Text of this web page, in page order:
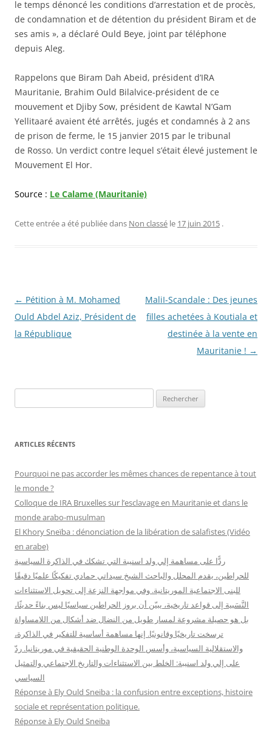
le temps dénoncé les conditions d’arrestation et de procès,
de condamnation et de détention du président Biram et de
ses amis », a déclaré Ould Beye, joint par téléphone
depuis Aleg.
Rappelons que Biram Dah Abeid, président d’IRA
Mauritanie, Brahim Ould Bilalvice-président de ce
mouvement et Djiby Sow, président de Kawtal N’Gam
Yellitaaré avaient été arrêtés, jugés et condamnés à 2 ans
de prison de ferme, le 15 janvier 2015 par le tribunal
de Rosso. Un verdict contre lequel s’était élevé justement le
Mouvement El Hor.
Source : Le Calame (Mauritanie)
Cette entrée a été publiée dans Non classé le 17 juin 2015 .
Navigation
des
articles
← Pétition à M. Mohamed
Ould Abdel Aziz, Président de
la République
MaliI-Scandale : Des jeunes
filles achetées à Koutiala et
destinée à la vente en
Mauritanie ! →
e
h
r
c
h
r
ARTICLES RÉCENTS
Pourquoi ne pas accorder les mêmes chances de repentance à tout
le monde ?
Colloque de IRA Bruxelles sur l’esclavage en Mauritanie et dans le
monde arabo-musulman
El Khory Sneïba : dénonciation de la libération de salafistes (Vidéo
en arabe)
ردًّا على مساهمة إلي ولد اسنيبة التي تشكك في الذاكرة السياسية
للحراطين، يقدم المحلل والباحث الشيخ سيداتي حمادي تفكيكًا علميًا دقيقًا
للبنى الاجتماعية الموريتانية. وفي مواجهة النزعة إلى تحويل الاستثناءات
النَّسَبية إلى قواعد تاريخية، يبيّن أن بروز الحراطين سياسيًا ليس بناءً حديثًا،
بل هو حصيلة مشروعة لمسار طويل من النضال ضد أشكال من اللامساواة
ترسخت تاريخيًا وقانونيًا. إنها مساهمة أساسية للتفكير في الذاكرة،
والاستقلالية السياسية، وأسس الوحدة الوطنية الحقيقية في موريتانيا. ردّ
على إلي ولد اسنيبة: الخلط بين الاستثناءات والتاريخ الاجتماعي والتمثيل
السياسي
Réponse à Ely Ould Sneiba : la confusion entre exceptions, histoire
sociale et représentation politique.
Réponse à Ely Ould Sneiba